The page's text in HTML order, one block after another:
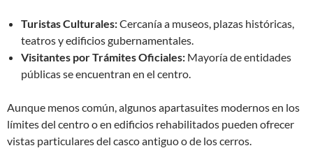
Turistas Culturales:Cercanía a museos, plazas históricas,
teatros y edificios gubernamentales.
Visitantes por Trámites Oficiales: Mayoría de entidades
públicas se encuentran en el centro.
Aunque menos común, algunos apartasuites modernos en los
límites del centro o en edificios rehabilitados pueden ofrecer
vistas particulares del casco antiguo o de los cerros.